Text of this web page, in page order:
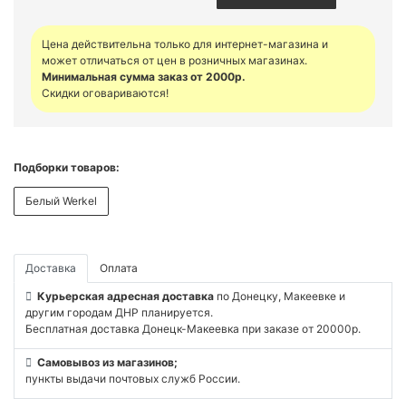
Цена действительна только для интернет-магазина и
может отличаться от цен в розничных магазинах.
Минимальная сумма заказ от 2000р.
Скидки оговариваются!
Подборки товаров:
Белый Werkel
Доставка Оплата
Курьерская адресная доставка по Донецку, Макеевке и
другим городам ДНР планируется.
Бесплатная доставка Донецк-Макеевка при заказе от 20000р.
Самовывоз из магазинов;
пункты выдачи почтовых служб России.